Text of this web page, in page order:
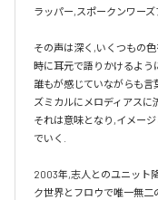
ラッパー,スポークンワーズ
その声は深く,いくつもの色
時に耳元で語りかけるよう
誰もが感じていながらも言
ズミカルにメロディアスに
それは意味となり,イメー
でいく.
2003年,志人とのユニット
ク世界とフロウで唯一無二